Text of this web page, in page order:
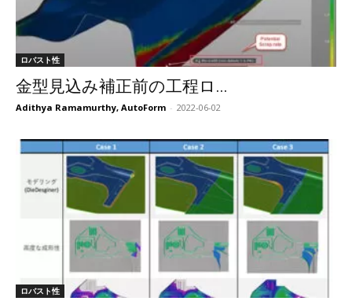
ロバスト性
金型見込み補正前の工程ロ...
Adithya Ramamurthy, AutoForm - 2022-06-02
ロバスト性